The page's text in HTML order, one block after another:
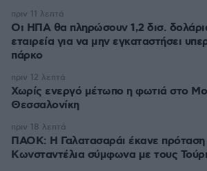
Οι ΗΠΑ θα πληρώσουν 1,2 δισ.
εταιρεία για να μην εγκαταστήσει
πάρκο
πριν 11 λεπτά
Χωρίς ενεργό μέτωπο η φωτιά στο
Θεσσαλονίκη
πριν 12 λεπτά
ΠΑΟΚ: Η Γαλατασαράι έκανε πρόταση
Κωνσταντέλια σύμφωνα με τους
πριν 18 λεπτά